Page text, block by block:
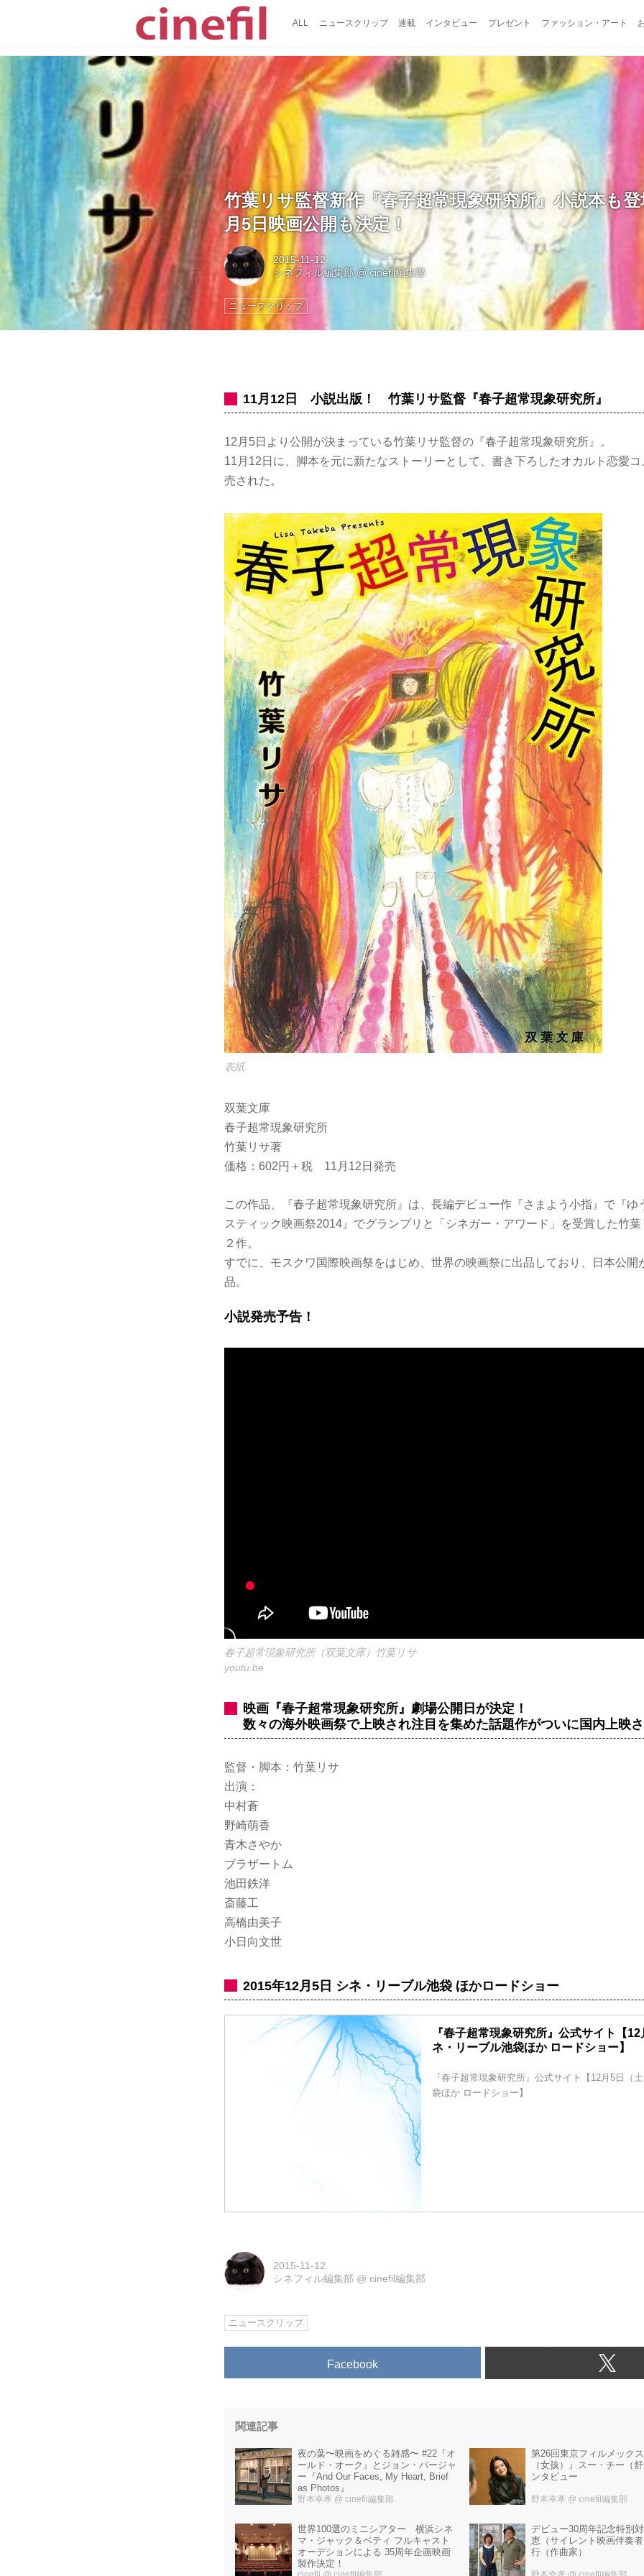
ALL ニュースクリップ 連載 インタビュー プレゼント ファッション・アート
竹葉リサ監督新作『春子超常現象研究所』小説本も
月5日映画公開も決定！
2015-11-12
シネフィル編集部 @cinefil編集部
ニュースクリップ
11月12日 小説出版！ 竹葉リサ監督『春子超常現象研究所』
12月5日より公開が決まっている竹葉リサ監督の『春子超常現象研究所』。
11月12日に、脚本を元に新たなストー­リーとして、書き下ろしたオカルト恋愛
売された。
表紙
双葉文庫
春子超常現象研究所
竹葉リサ著
価格：602円＋税 11月12日発売
この作品、『春子超常現象研究所』は、長編デビュー作『さまよう小指』で『ゆ
スティック映画祭2014』でグランプリと「シネガー・アワード」を受賞した竹
２作。
すでに、モスクワ国際映画祭をはじめ、世界の映画祭に出品しており、日本公開
品。
小説発売予告！
春子超常現象研究所（双葉文庫）竹葉リサ
youtu.be
映画『春子超常現象研究所』劇場公開日が決定！
数々の海外映画祭で上映され注目を集めた話題作がついに国内上映さ
監督・脚本：竹葉リサ
出演：
中村蒼
野崎萌香
青木さやか
ブラザートム
池田鉄洋
斎藤工
高橋由美子
小日向文世
2015年12月5日 シネ・リーブル池袋 ほかロードショー
『春子超常現象研究所』公式サイト【
ネ・リーブル池袋ほか ロードショー】
『春子超常現象研究所』公式サイト【12月5日（
袋ほか ロードショー】
2015-11-12
シネフィル編集部 @cinefil編集部
ニュースクリップ
Facebook
関連記事
夜の葉〜映画をめぐる雑感〜 #22『オ
ールド・オーク』とジョン・バージャ
ー『And Our Faces, My Heart, Brief
as Photos』
野本幸孝 @ cinefil編集部
第26回東京フィルメック
（女孩）』スー・チー（
ンタビュー
野本幸孝 @ cinefil編集部
世界100選のミニシアター 横浜シネ
マ・ジャック＆ベティ フルキャスト
オーデションによる 35周年企画映画
製作決定！
デビュー30周年記念特別
恵（サイレント映画伴奏
行（作曲家）